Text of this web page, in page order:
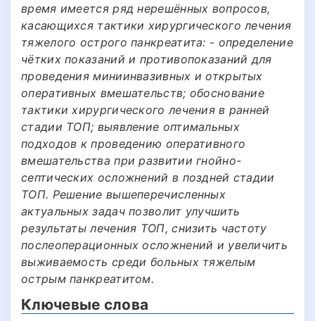
время имеется ряд нерешённых вопросов,
касающихся тактики хирургического лечения
тяжелого острого панкреатита: - определение
чётких показаний и противопоказаний для
проведения миниинвазивных и открытых
оперативных вмешательств; обоснование
тактики хирургического лечения в ранней
стадии ТОП; выявление оптимальных
подходов к проведению оперативного
вмешательства при развитии гнойно-
септических осложнений в поздней стадии
ТОП. Решение вышеперечисленных
актуальных задач позволит улучшить
результаты лечения ТОП, снизить частоту
послеоперационных осложнений и увеличить
выживаемость среди больных тяжелым
острым панкреатитом.
Ключевые слова